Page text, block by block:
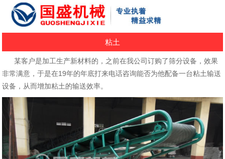
粘土
某客户是加工生产新材料的，之前在我公司订购了筛分设备，效果
非常满意，于是在19年的年底打来电话咨询能否为他配备一台粘土输送
设备，从而增加粘土的输送效率。